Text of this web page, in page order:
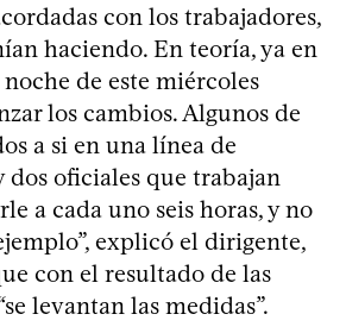
con los trabajadores,
haciendo. En teoría, ya en
de este miércoles
los cambios. Algunos de
a si en una línea de
oficiales que trabajan
a cada uno seis horas, y no
explicó el dirigente,
con el resultado de las
levantan las medidas”.